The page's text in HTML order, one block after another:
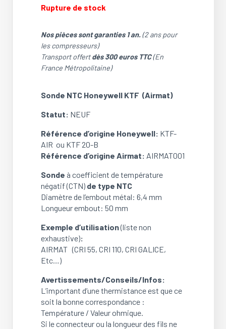
Rupture de stock
Nos pièces sont garanties 1 an.(2 ans pour
les compresseurs)
Transport offertdès 300 euros TTC(En
France Métropolitaine)
Sonde NTC Honeywell KTF (Airmat)
Statut: NEUF
Référence d’origine Honeywell: KTF-
AIR ou KTF 20-B
Référence d’origine Airmat: AIRMAT001
Sonde à coefficient de température
négatif (CTN) de type NTC
Diamètre de l’embout métal: 6,4 mm
Longueur embout: 50 mm
Exemple d’utilisation(liste non
exhaustive):
AIRMAT (CRI 55, CRI 110, CRI GALICE,
Etc…)
Avertissements/Conseils/Infos:
L’important d’une thermistance est que ce
soit la bonne correspondance :
Température / Valeur ohmique.
Si le connecteur ou la longueur des fils ne